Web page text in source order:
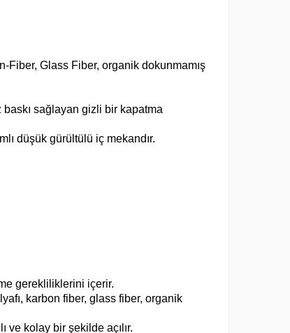
Fiber, Glass Fiber, organik dokunmamış
sağlayan gizli bir kapatma
düşük gürültülü iç mekandır.
gerekliliklerini içerir.
karbon fiber, glass fiber, organik
ve kolay bir şekilde açılır.